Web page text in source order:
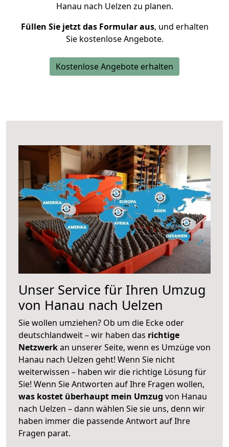
Hanau nach Uelzen zu planen.
Füllen Sie jetzt das Formular aus, und erhalten
Sie kostenlose Angebote.
Kostenlose Angebote erhalten
Unser Service für Ihren Umzug
von Hanau nach Uelzen
Sie wollen umziehen? Ob um die Ecke oder
deutschlandweit – wir haben das richtige
Netzwerkan unserer Seite, wenn es Umzüge von
Hanau nach Uelzen geht! Wenn Sie nicht
weiterwissen – haben wir die richtige Lösung für
Sie! Wenn Sie Antworten auf Ihre Fragen wollen,
was kostet überhaupt mein Umzug von Hanau
nach Uelzen – dann wählen Sie sie uns, denn wir
haben immer die passende Antwort auf Ihre
Fragen parat.